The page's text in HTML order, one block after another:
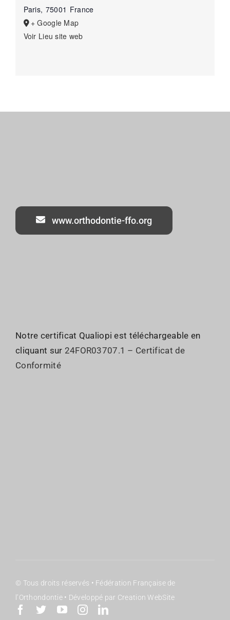
Paris, 75001 France
+ Google Map
Voir Lieu site web
www.orthodontie-ffo.org
Notre certificat Qualiopi est téléchargeable en
cliquant sur 24FOR03707.1 – Certificat de
Conformité
© Tous droits réservés • Fédération Française de
l’Orthondontie • Développé par Creation WebSite